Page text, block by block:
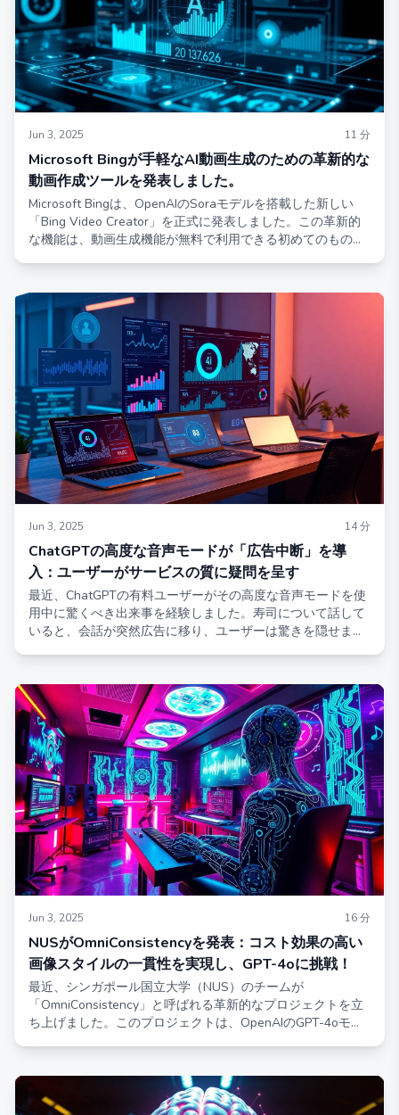
Jun 3, 2025 11 分
Microsoft Bingが手軽なAI動画生成のための革新的な
動画作成ツールを発表しました。
Microsoft Bingは、OpenAIのSoraモデルを搭載した新しい
「Bing Video Creator」を正式に発表しました。この革新的
な機能は、動画生成機能が無料で利用できる初めてのもの
を使えば、ユーザーは自分の書いた説明を簡単にパーソナラ
イズされた短い動画に変換でき、動画制作が誰にでもアクセ
ス可能になります。
Jun 3, 2025 14分
ChatGPTの高度な音声モードが「広告中断」を導
入：ユーザーがサービスの質に疑問を呈す
最近、ChatGPTの有料ユーザーがその高度な音声モードを使
用中に驚くべき出来事を経験しました。寿司について話して
いると、会話が突然広告に移り、ユーザーは驚きを隠せませ
レスを詳細に綴ったとのことです。この出来事は、広告が事
前の警告や制御なしに会話に挿入されたことを示唆していま
す。
Jun 3, 2025 16分
NUSがOmniConsistencyを発表：コスト効果の高い
画像スタイルの一貫性を実現し、GPT-4oに挑戦！
最近、シンガポール国立大学（NUS）のチームが
「OmniConsistency」と呼ばれる革新的なプロジェクトを立
ち上げました。このプロジェクトは、OpenAIのGPT-4oモデ
ースコミュニティ内での画像スタイライズと一貫性の間の継
続的な対立に対処し、開発者に実用的な解決策を提供しま
す。画像スタイライズ技術が進化し続ける中で、